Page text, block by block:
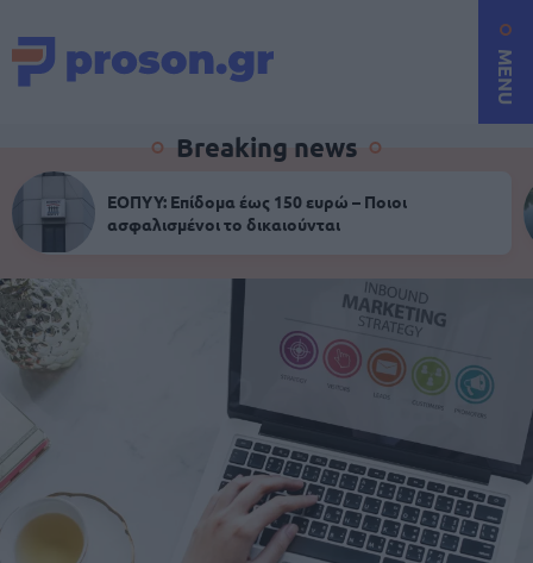
MENU
Breaking news
ΕΟΠΥΥ: Επίδομα έως 150 ευρώ – Ποιοι
ασφαλισμένοι το δικαιούνται